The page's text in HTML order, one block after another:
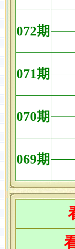
072期
071期
070期
069期